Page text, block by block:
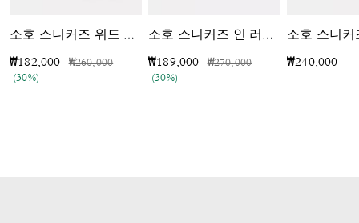
소호 스니커즈 위드 시그니처 캔버스
₩182,000 가격 인하 전
₩260,000인하됨
(30%)
소호 스니커즈 인 러브드 레더
₩189,000 가격 인하 전
₩270,000인하됨
(30%)
₩240,000